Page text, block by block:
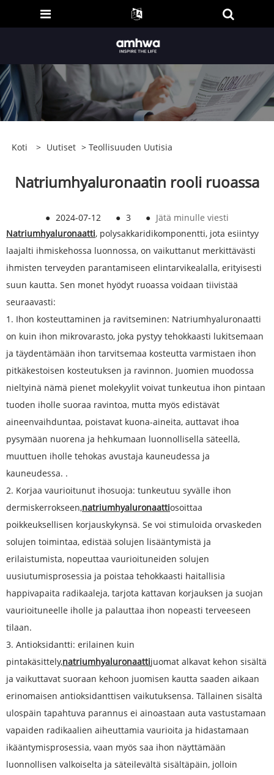
Koti > Uutiset > Teollisuuden Uutisia
Natriumhyaluronaatin rooli ruoassa
● 2024-07-12 ● 3 ● Jätä minulle viesti
Natriumhyaluronaatti, polysakkaridikomponentti, jota esiintyy
laajalti ihmiskehossa luonnossa, on vaikuttanut merkittävästi
ihmisten terveyden parantamiseen elintarvikealalla, erityisesti
suun kautta. Sen monet hyödyt ruoassa voidaan tiivistää
seuraavasti:
1. Ihon kosteuttaminen ja ravitseminen: Natriumhyaluronaatti
on kuin ihon mikrovarasto, joka pystyy tehokkaasti lukitsemaan
ja täydentämään ihon tarvitsemaa kosteutta varmistaen ihon
pitkäkestoisen kosteutuksen ja ravinnon. Juomien muodossa
nieltyinä nämä pienet molekyylit voivat tunkeutua ihon pintaan
tuoden iholle suoraa ravintoa, mutta myös edistävät
aineenvaihduntaa, poistavat kuona-aineita, auttavat ihoa
pysymään nuorena ja hehkumaan luonnollisella säteellä,
muuttuen iholle tehokas avustaja kauneudessa ja
kauneudessa. .
2. Korjaa vaurioitunut ihosuoja: tunkeutuu syvälle ihon
dermiskerrokseen,natriumhyaluronaattiosoittaa
poikkeuksellisen korjauskykynsä. Se voi stimuloida orvaskeden
solujen toimintaa, edistää solujen lisääntymistä ja
erilaistumista, nopeuttaa vaurioituneiden solujen
uusiutumisprosessia ja poistaa tehokkaasti haitallisia
happivapaita radikaaleja, tarjota kattavan korjauksen ja suojan
vaurioituneelle iholle ja palauttaa ihon nopeasti terveeseen
tilaan.
3. Antioksidantti: erilainen kuin
pintakäsittely,natriumhyaluronaattijuomat alkavat kehon sisältä
ja vaikuttavat suoraan kehoon juomisen kautta saaden aikaan
erinomaisen antioksidanttisen vaikutuksensa. Tällainen sisältä
ulospäin tapahtuva parannus ei ainoastaan ​​auta vastustamaan
vapaiden radikaalien aiheuttamia vaurioita ja hidastamaan
ikääntymisprosessia, vaan myös saa ihon näyttämään
luonnollisen valkoiselta ja säteilevältä sisältäpäin, jolloin